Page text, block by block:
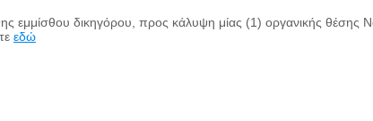
εμμίσθου δικηγόρου, προς κάλυψη μίας (1) οργανικής
εδώ